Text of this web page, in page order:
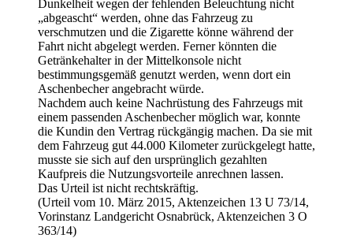
Dunkelheit wegen der fehlenden Beleuchtung nicht
„abgeascht“ werden, ohne das Fahrzeug zu
verschmutzen und die Zigarette könne während der
Fahrt nicht abgelegt werden. Ferner könnten die
Getränkehalter in der Mittelkonsole nicht
bestimmungsgemäß genutzt werden, wenn dort ein
Aschenbecher angebracht würde.
Nachdem auch keine Nachrüstung des Fahrzeugs mit
einem passenden Aschenbecher möglich war, konnte
die Kundin den Vertrag rückgängig machen. Da sie mit
dem Fahrzeug gut 44.000 Kilometer zurückgelegt hatte,
musste sie sich auf den ursprünglich gezahlten
Kaufpreis die Nutzungsvorteile anrechnen lassen.
Das Urteil ist nicht rechtskräftig.
(Urteil vom 10. März 2015, Aktenzeichen 13 U 73/14,
Vorinstanz Landgericht Osnabrück, Aktenzeichen 3 O
363/14)